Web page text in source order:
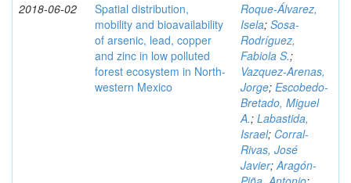
2018-06-02
Spatial distribution,
mobility and bioavailability
of arsenic, lead, copper
and zinc in low polluted
forest ecosystem in North-
western Mexico
Roque-Álvarez,
Isela; Sosa-
Rodríguez,
Fabiola S.;
Vazquez-Arenas,
Jorge; Escobedo-
Bretado, Miguel
A.; Labastida,
Israel; Corral-
Rivas, José
Javier;Aragón-